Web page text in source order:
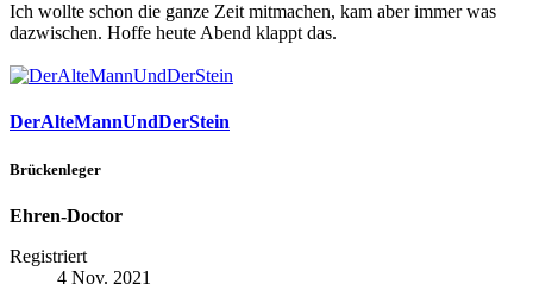
Ich wollte schon die ganze Zeit mitmachen, kam aber immer was
dazwischen. Hoffe heute Abend klappt das.
DerAlteMannUndDerStein
Brückenleger
Ehren-Doctor
Registriert
4 Nov. 2021